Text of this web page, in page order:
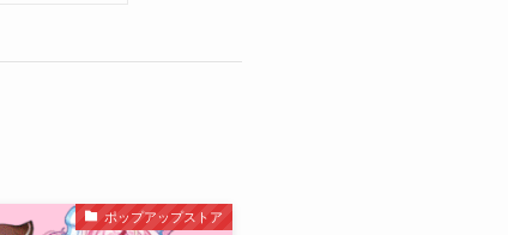
ポップアップストア